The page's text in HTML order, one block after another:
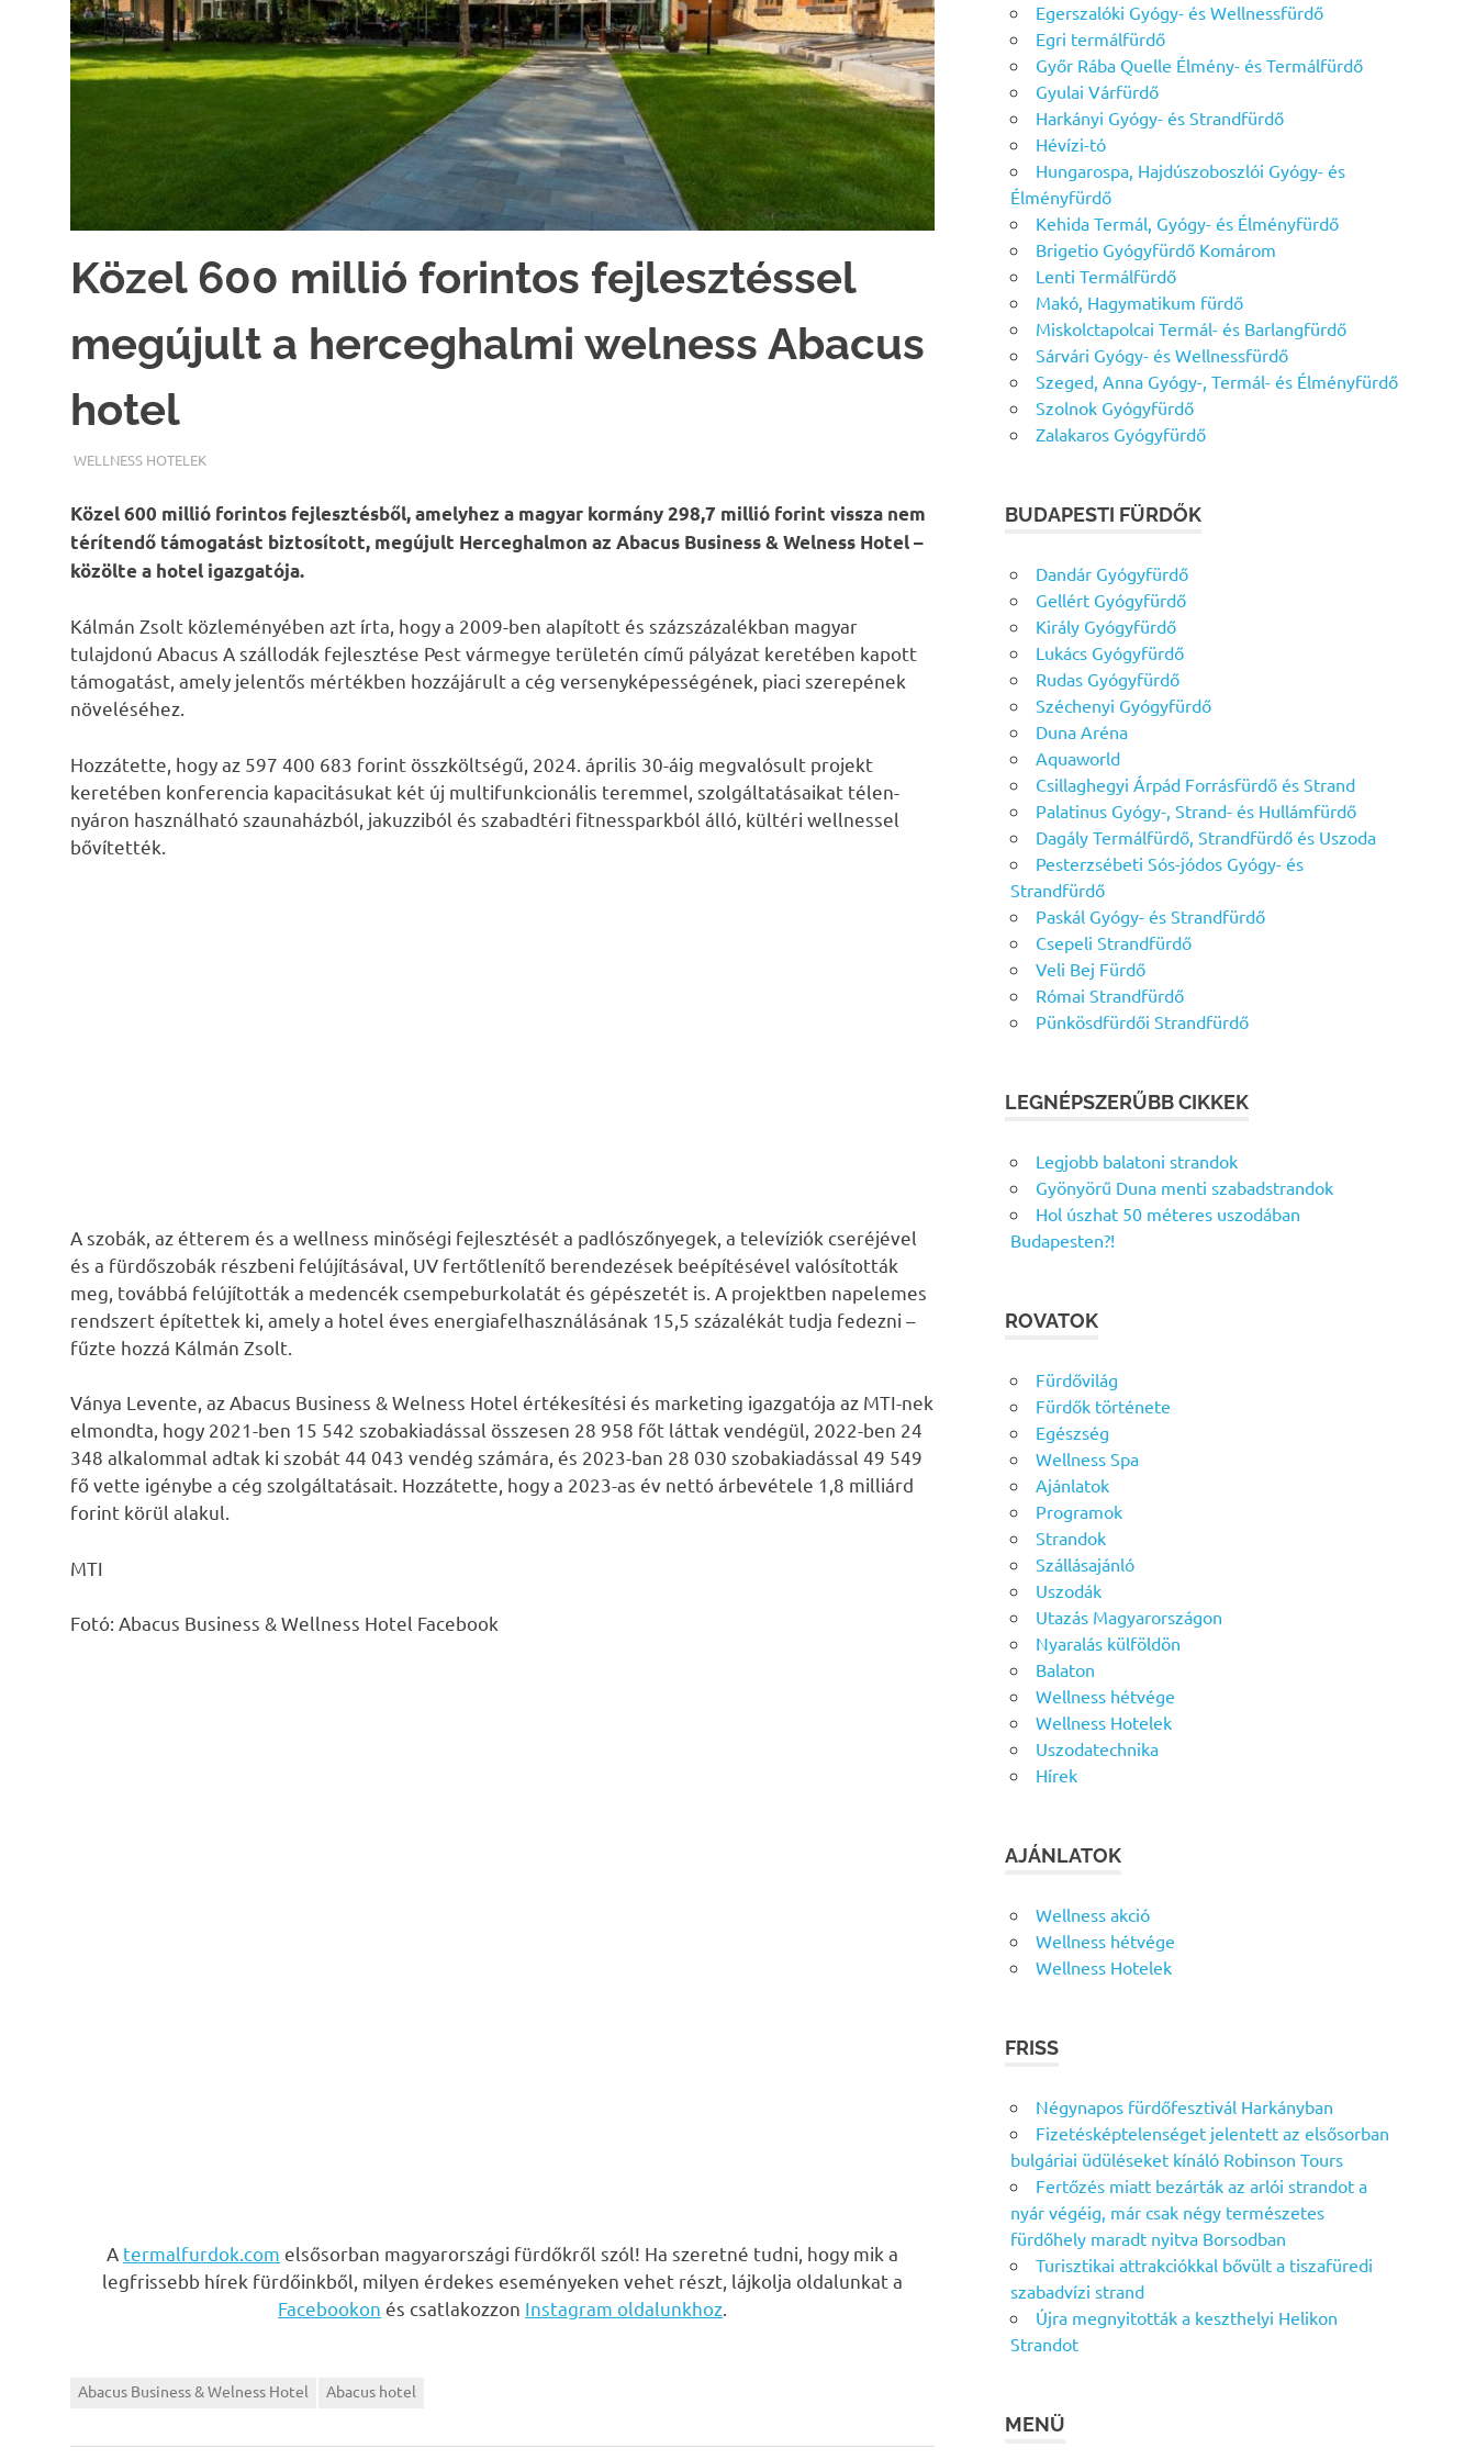
Közel 600 millió forintos fejlesztéssel
megújult a herceghalmi welness Abacus
hotel
TERMALFURDOK.COM
WELLNESS HOTELEK
Közel 600 millió forintos fejlesztésből, amelyhez a magyar kormány 298,7 millió forint vissza nem
térítendő támogatást biztosított, megújult Herceghalmon az Abacus Business & Welness Hotel –
közölte a hotel igazgatója.
Kálmán Zsolt közleményében azt írta, hogy a 2009-ben alapított és százszázalékban magyar
tulajdonú Abacus A szállodák fejlesztése Pest vármegye területén című pályázat keretében kapott
támogatást, amely jelentős mértékben hozzájárult a cég versenyképességének, piaci szerepének
növeléséhez.
Hozzátette, hogy az 597 400 683 forint összköltségű, 2024. április 30-áig megvalósult projekt
keretében konferencia kapacitásukat két új multifunkcionális teremmel, szolgáltatásaikat télen-
nyáron használható szaunaházból, jakuzziból és szabadtéri fitnessparkból álló, kültéri wellnessel
bővítették.
A szobák, az étterem és a wellness minőségi fejlesztését a padlószőnyegek, a televíziók cseréjével
és a fürdőszobák részbeni felújításával, UV fertőtlenítő berendezések beépítésével valósították
meg, továbbá felújították a medencék csempeburkolatát és gépészetét is. A projektben napelemes
rendszert építettek ki, amely a hotel éves energiafelhasználásának 15,5 százalékát tudja fedezni –
fűzte hozzá Kálmán Zsolt.
Ványa Levente, az Abacus Business & Welness Hotel értékesítési és marketing igazgatója az MTI-nek
elmondta, hogy 2021-ben 15 542 szobakiadással összesen 28 958 főt láttak vendégül, 2022-ben 24
348 alkalommal adtak ki szobát 44 043 vendég számára, és 2023-ban 28 030 szobakiadással 49 549
fő vette igénybe a cég szolgáltatásait. Hozzátette, hogy a 2023-as év nettó árbevétele 1,8 milliárd
forint körül alakul.
MTI
Fotó: Abacus Business & Wellness Hotel Facebook
A termalfurdok.com elsősorban magyarországi fürdőkről szól! Ha szeretné tudni, hogy mik a
legfrissebb hírek fürdőinkből, milyen érdekes eseményeken vehet részt, lájkolja oldalunkat a
Facebookon és csatlakozzon Instagram oldalunkhoz
Abacus Business & Welness Hotel Abacus hotel
Egerszalóki Gyógy- és Wellnessfürdő
Egri termálfürdő
Győr Rába Quelle Élmény- és Termálfürdő
Gyulai Várfürdő
Harkányi Gyógy- és Strandfürdő
Hévízi-tó
Hungarospa, Hajdúszoboszlói Gyógy- és
Élményfürdő
Kehida Termál, Gyógy- és Élményfürdő
Brigetio Gyógyfürdő Komárom
Lenti Termálfürdő
Makó, Hagymatikum fürdő
Miskolctapolcai Termál- és Barlangfürdő
Sárvári Gyógy- és Wellnessfürdő
Szeged, Anna Gyógy-, Termál- és Élményfürdő
Szolnok Gyógyfürdő
Zalakaros Gyógyfürdő
BUDAPESTI FÜRDŐK
Dandár Gyógyfürdő
Gellért Gyógyfürdő
Király Gyógyfürdő
Lukács Gyógyfürdő
Rudas Gyógyfürdő
Széchenyi Gyógyfürdő
Duna Aréna
Aquaworld
Csillaghegyi Árpád Forrásfürdő és Strand
Palatinus Gyógy-, Strand- és Hullámfürdő
Dagály Termálfürdő, Strandfürdő és Uszoda
Pesterzsébeti Sós-jódos Gyógy- és
Strandfürdő
Paskál Gyógy- és Strandfürdő
Csepeli Strandfürdő
Veli Bej Fürdő
Római Strandfürdő
Pünkösdfürdői Strandfürdő
LEGNÉPSZERŰBB CIKKEK
Legjobb balatoni strandok
Gyönyörű Duna menti szabadstrandok
Hol úszhat 50 méteres uszodában
Budapesten?!
ROVATOK
Fürdővilág
Fürdők története
Egészség
Wellness Spa
Ajánlatok
Programok
Strandok
Szállásajánló
Uszodák
Utazás Magyarországon
Nyaralás külföldön
Balaton
Wellness hétvége
Wellness Hotelek
Uszodatechnika
Hírek
AJÁNLATOK
Wellness akció
Wellness hétvége
Wellness Hotelek
FRISS
Négynapos fürdőfesztivál Harkányban
Fizetésképtelenséget jelentett az elsősorban
bulgáriai üdüléseket kínáló Robinson Tours
Fertőzés miatt bezárták az arlói strandot a
nyár végéig, már csak négy természetes
fürdőhely maradt nyitva Borsodban
Turisztikai attrakciókkal bővült a tiszafüredi
szabadvízi strand
Újra megnyitották a keszthelyi Helikon
Strandot
MENÜ